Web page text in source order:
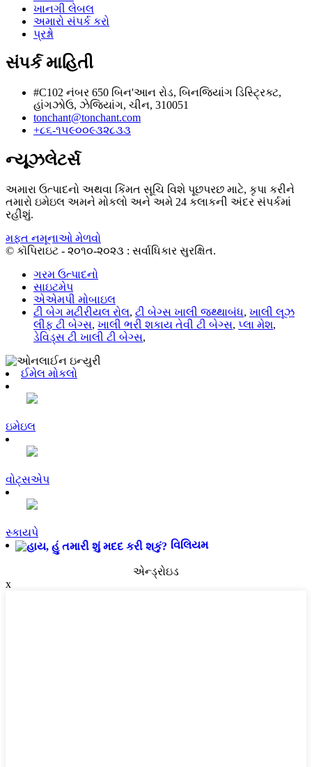
ખાનગી લેબલ
અમારો સંપર્ક કરો
પ્રશ્નો
સંપર્ક માહિતી
#C102 નંબર 650 બિન'આન રોડ, બિનજિયાંગ ડિસ્ટ્રિક્ટ,
હાંગઝોઉ, ઝેજિયાંગ, ચીન, 310051
tonchant@tonchant.com
+૮૬-૧૫૯૦૦૯૩૨૮૩૩
ન્યૂઝલેટર્સ
અમારા ઉત્પાદનો અથવા કિંમત સૂચિ વિશે પૂછપરછ માટે, કૃપા કરીને
તમારો ઇમેઇલ અમને મોકલો અને અમે 24 કલાકની અંદર સંપર્કમાં
રહીશું.
મફત નમૂનાઓ મેળવો
© કૉપિરાઇટ - ૨૦૧૦-૨૦૨૩ : સર્વાધિકાર સુરક્ષિત.
ગરમ ઉત્પાદનો
સાઇટમેપ
એએમપી મોબાઇલ
ટી બેગ મટીરીયલ રોલ, ટી બેગ્સ ખાલી જથ્થાબંધ, ખાલી લૂઝ
લીફ ટી બેગ્સ, ખાલી ભરી શકાય તેવી ટી બેગ્સ, પ્લા મેશ,
ડેવિડ્સ ટી ખાલી ટી બેગ્સ,
ઈમેલ મોકલો
ઇમેઇલ
વોટ્સએપ
સ્કાયપે
વિલિયમ
એન્ડ્રોઇડ
x